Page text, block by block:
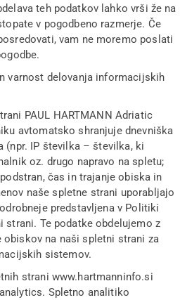
teh podatkov lahko vrši že na
v pogodbeno razmerje. Če
vam ne moremo poslati
varnost delovanja informacijskih
PAUL HARTMANN Adriatic
avtomatsko shranjuje dnevniška
(npr. IP številka – številka, ki
oz. drugo napravo na spletu;
čas in trajanje obiska in
naše spletne strani uporabljajo
predstavljena v Politiki
strani. Te podatke obdelujemo z
na naši spletni strani za
sistemov.
strani www.hartmanninfo.si
Spletno analitiko